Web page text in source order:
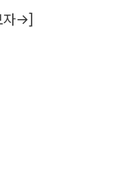
자→]